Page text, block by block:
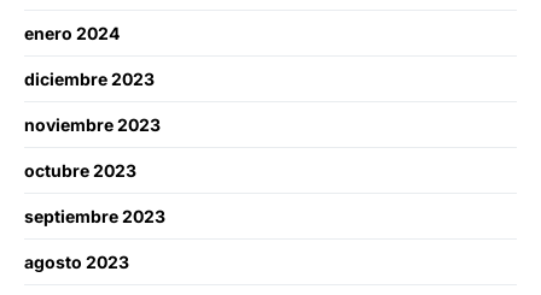
enero 2024
diciembre 2023
noviembre 2023
octubre 2023
septiembre 2023
agosto 2023